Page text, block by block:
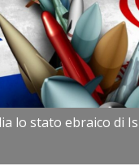
lo stato ebraico di